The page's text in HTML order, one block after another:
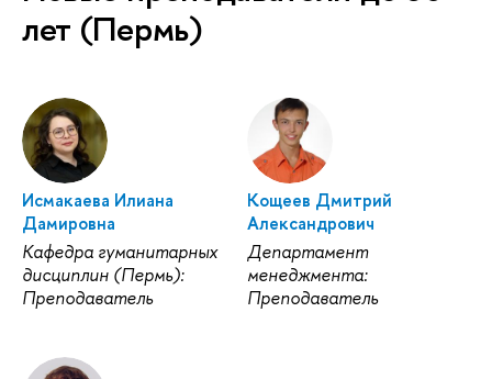
лет (Пермь)
Исмакаева Илиана
Дамировна
Кафедра гуманитарных
дисциплин (Пермь):
Преподаватель
Кощеев Дмитрий
Александрович
Департамент
менеджмента:
Преподаватель